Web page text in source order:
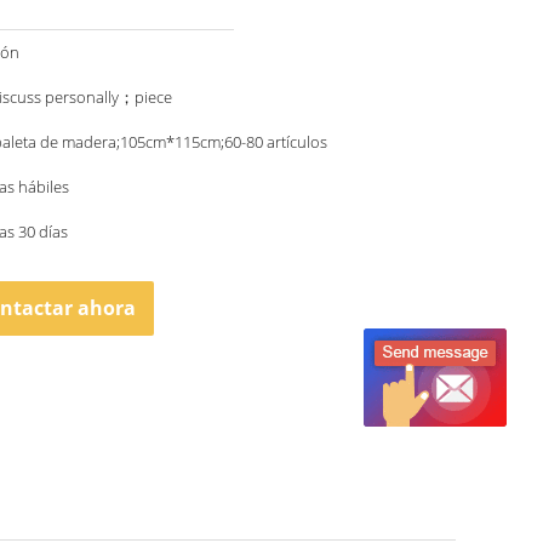
personally；piece
de madera;105cm*115cm;60-80 artículos
hábiles
30 días
ahora